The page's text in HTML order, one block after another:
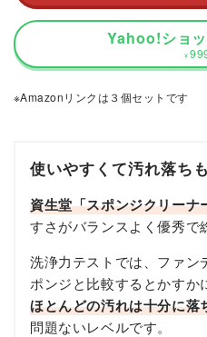
Yahoo!ショ
¥
※Amazonリンクは３個セットです
使いやすくて汚れ落ち
資生堂「スポンジクリーナ
すさがバランスよく優秀で
洗浄力テストでは、ファン
ポンジと比較するとかすか
ほとんどの汚れは十分に落
問題ないレベルです。